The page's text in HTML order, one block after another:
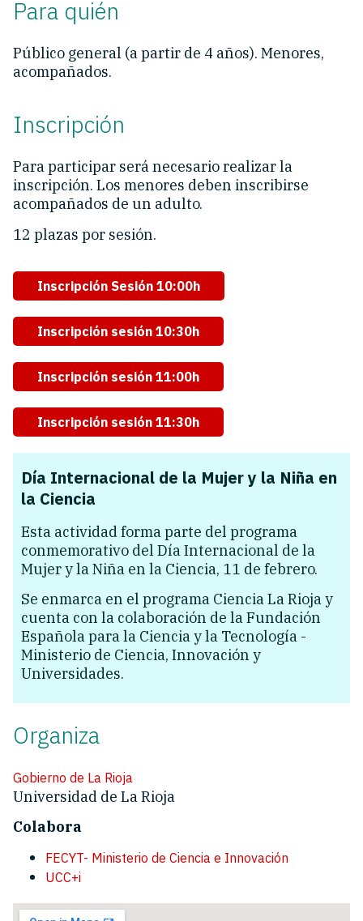
Para quién
Público general (a partir de 4 años). Menores,
acompañados.
Inscripción
Para participar será necesario realizar la
inscripción. Los menores deben inscribirse
acompañados de un adulto.
12 plazas por sesión.
Inscripción Sesión 10:00h
Inscripción sesión 10:30h
Inscripción sesión 11:00h
Inscripción sesión 11:30h
Día Internacional de la Mujer y la Niña en
la Ciencia
Esta actividad forma parte del programa
conmemorativo del Día Internacional de la
Mujer y la Niña en la Ciencia, 11 de febrero.
Se enmarca en el programa Ciencia La Rioja y
cuenta con la colaboración de la Fundación
Española para la Ciencia y la Tecnología -
Ministerio de Ciencia, Innovación y
Universidades.
Organiza
Gobierno de La Rioja
Universidad de La Rioja
Colabora
FECYT- Ministerio de Ciencia e Innovación
UCC+i